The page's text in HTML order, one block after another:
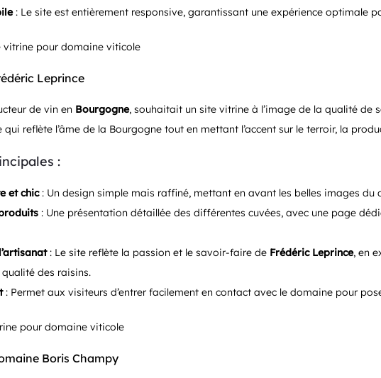
: Le site est entièrement responsive, garantissant une expérience optimale
Leprince
de vin en Bourgogne, souhaitait un site vitrine à l’image de la qualité de
reflète l’âme de la Bourgogne tout en mettant l’accent sur le terroir, la
:
et chic: Un design simple mais raffiné, mettant en avant les belles images du
: Une présentation détaillée des différentes cuvées, avec une page
: Le site reflète la passion et le savoir-faire de Frédéric Leprince, en
des raisins.
: Permet aux visiteurs d’entrer facilement en contact avec le domaine pour
Boris Champy